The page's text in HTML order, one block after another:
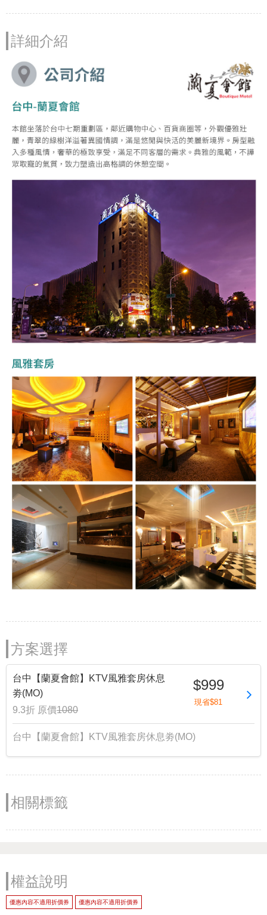
詳細介紹
方案選擇
台中【蘭夏會館】KTV風雅套房休息
劵(MO)
9.3折 原價1080
$999
現省$81
台中【蘭夏會館】KTV風雅套房休息劵(MO)
相關標籤
權益說明
優惠內容不適用折價券 優惠內容不適用折價券